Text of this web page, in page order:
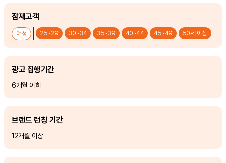
잠재고객
여성 25~29 30~34 35~39 40~44 45~49 50세 이상
광고 집행기간
6개월 이하
브랜드 런칭 기간
12개월 이상